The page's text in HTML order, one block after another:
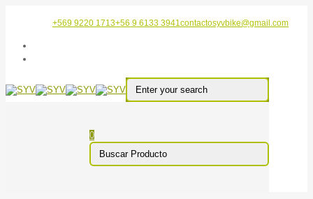
+569 9220 1713+56 9 6133 3941contactosyvbike@gmail.com
0